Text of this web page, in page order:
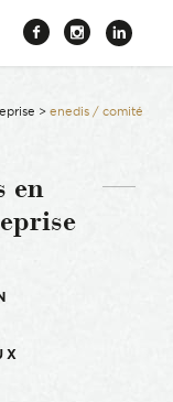
> enedis / comité
en